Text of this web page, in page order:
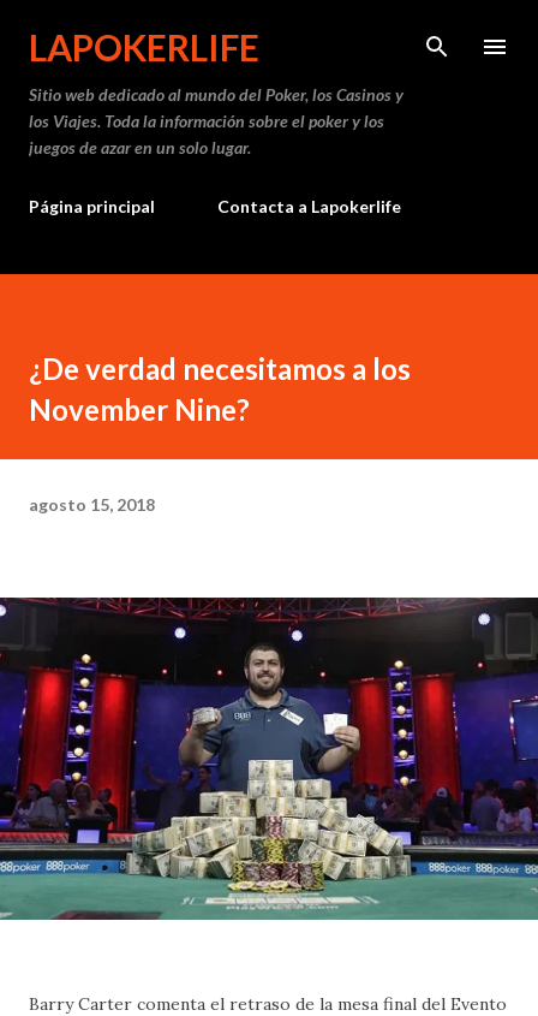
Ir al contenido principal
LAPOKERLIFE
Sitio web dedicado al mundo del Poker, los Casinos y
los Viajes. Toda la información sobre el poker y los
juegos de azar en un solo lugar.
Página principal Contacta a Lapokerlife
¿De verdad necesitamos a los
November Nine?
agosto 15, 2018
Barry Carter comenta el retraso de la mesa final del Evento